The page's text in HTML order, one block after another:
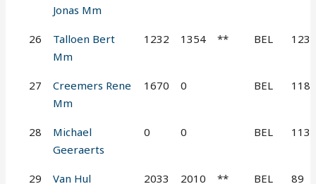
Jonas Mm
26
Talloen Bert
Mm
1232 1354 ** BEL 123
27
Creemers Rene
Mm
1670 0 BEL 118
28
Michael
Geeraerts
0 0 BEL 113
29
Van Hul
2033 2010 ** BEL 89